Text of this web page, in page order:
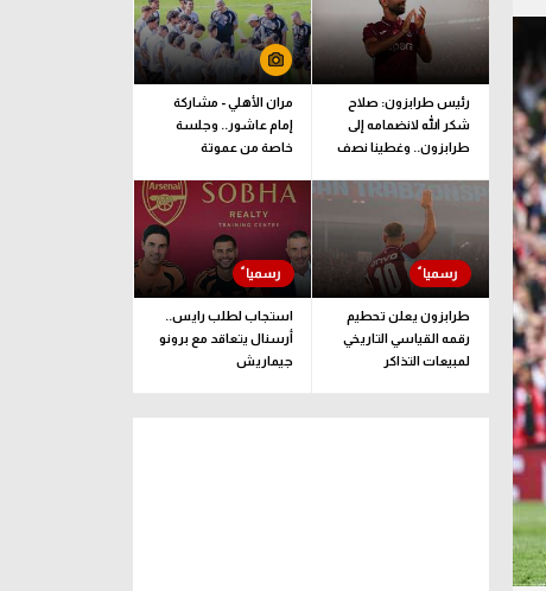
رئيس طرابزون: صلاح
شكر الله لانضمامه إلى
طرابزون.. وغطينا نصف
مران الأهلي - مشاركة
إمام عاشور.. وجلسة
خاصة من عموتة
طرابزون يعلن تحطيم
رقمه القياسي التاريخي
لمبيعات التذاكر
استجاب لطلب رايس..
أرسنال يتعاقد مع برونو
جيماريش